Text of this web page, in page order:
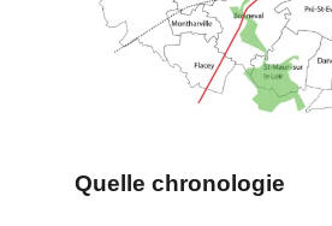
Quelle chronologie